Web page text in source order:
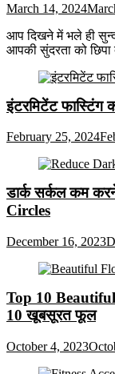
March 14, 2024
आप दिखने में भले ही
आपकी सुंदरता को छिपा
इंटरमिटेंट
February 25, 2024
डार्क सर्कल कम
Circles
December 16, 2023
Top 10
10 खूबसूरत फूल
October 4, 2023